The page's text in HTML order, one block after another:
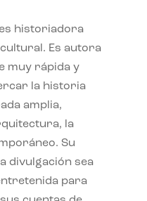
historiadora
Es autora
muy rápida y
la historia
amplia,
la
Su
divulgación sea
para